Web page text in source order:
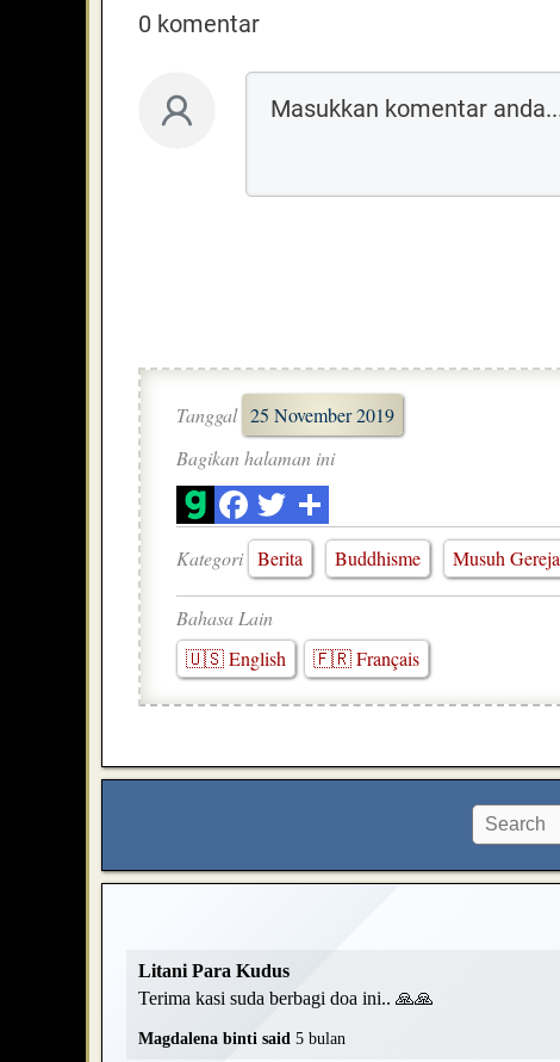
0 komentar
Tanggal 25 November 2019
Bagikan halaman ini
Kategori Berita Buddhisme Musuh Gereja
Bahasa Lain
🇺🇸 English
🇫🇷 Français
Litani Para Kudus
Terima kasi suda berbagi doa ini.. 🙏🙏
Magdalena binti said 5 bulan